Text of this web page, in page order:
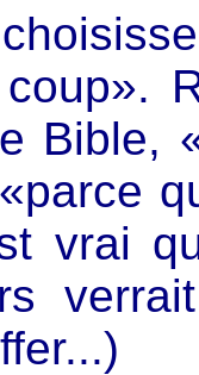
Bible,
vrai